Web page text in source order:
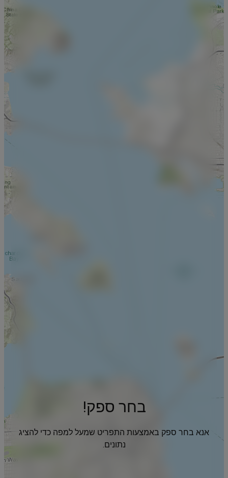
בחר ספק!
אנא בחר ספק באמצעות התפריט שמעל למפה כדי להציג
נתונים.